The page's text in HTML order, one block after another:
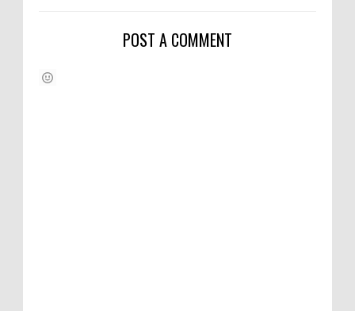
POST A COMMENT